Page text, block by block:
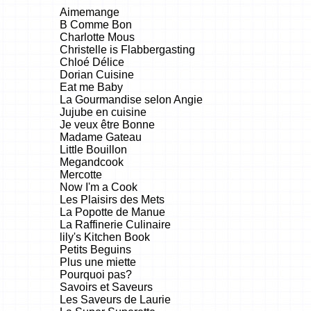
Aimemange
B Comme Bon
Charlotte Mous
Christelle is Flabbergasting
Chloé Délice
Dorian Cuisine
Eat me Baby
La Gourmandise selon Angie
Jujube en cuisine
Je veux être Bonne
Madame Gateau
Little Bouillon
Megandcook
Mercotte
Now I'm a Cook
Les Plaisirs des Mets
La Popotte de Manue
La Raffinerie Culinaire
lily's Kitchen Book
Petits Beguins
Plus une miette
Pourquoi pas?
Savoirs et Saveurs
Les Saveurs de Laurie